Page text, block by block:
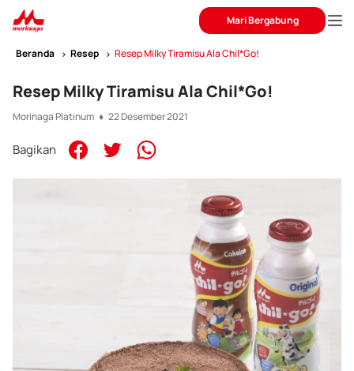
Mari Bergabung
Beranda Resep Resep Milky Tiramisu Ala Chil*Go!
Resep Milky Tiramisu Ala Chil*Go!
Morinaga Platinum ♦ 22 Desember 2021
Bagikan